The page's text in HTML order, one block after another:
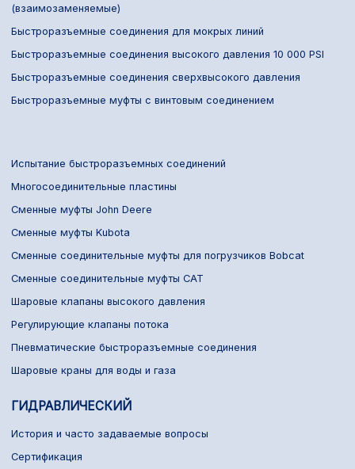
(взаимозаменяемые)
Быстроразъемные соединения для мокрых линий
Быстроразъемные соединения высокого давления 10 000 PSI
Быстроразъемные соединения сверхвысокого давления
Быстроразъемные муфты с винтовым соединением
Испытание быстроразъемных соединений
Многосоединительные пластины
Сменные муфты John Deere
Сменные муфты Kubota
Сменные соединительные муфты для погрузчиков Bobcat
Сменные соединительные муфты CAT
Шаровые клапаны высокого давления
Регулирующие клапаны потока
Пневматические быстроразъемные соединения
Шаровые краны для воды и газа
ГИДРАВЛИЧЕСКИЙ
История и часто задаваемые вопросы
Сертификация